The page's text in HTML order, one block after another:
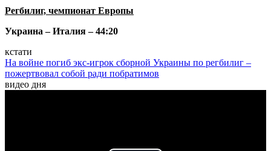
Регбилиг, чемпионат Европы
Украина – Италия – 44:20
кстати
На войне погиб экс-игрок сборной Украины по регбилиг –
пожертвовал собой ради побратимов
видео дня